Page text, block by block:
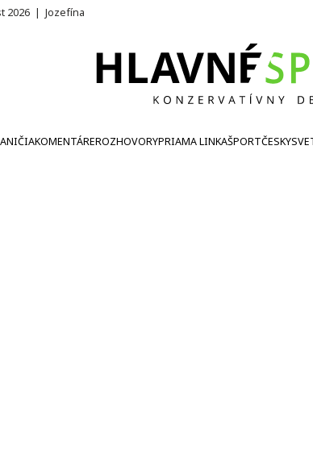
2026 | Jozefína
KOMENTÁREROZHOVORYPRIAMA LINKAŠPORTČESKY